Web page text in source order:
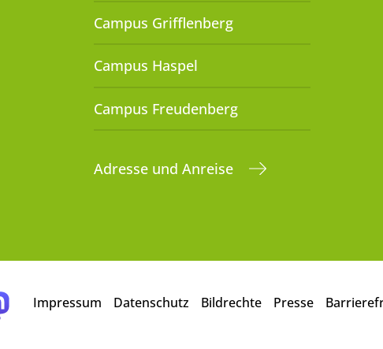
Campus Grifflenberg
Campus Haspel
Campus Freudenberg
Adresse und Anreise
Impressum Datenschutz Bildrechte Presse